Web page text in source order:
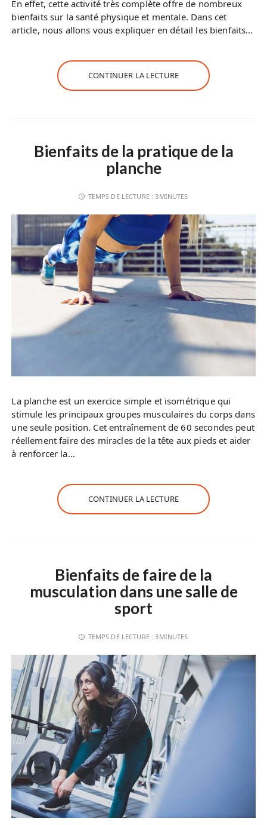
En effet, cette activité très complète offre de nombreux
bienfaits sur la santé physique et mentale. Dans cet
article, nous allons vous expliquer en détail les bienfaits…
CONTINUER LA LECTURE
Bienfaits de la pratique de la
planche
TEMPS DE LECTURE :3MINUTES
La planche est un exercice simple et isométrique qui
stimule les principaux groupes musculaires du corps dans
une seule position. Cet entraînement de 60 secondes peut
réellement faire des miracles de la tête aux pieds et aider
à renforcer la…
CONTINUER LA LECTURE
Bienfaits de faire de la
musculation dans une salle de
sport
TEMPS DE LECTURE :3MINUTES